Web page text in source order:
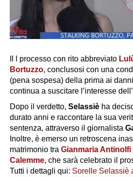
Il l processo con rito abbreviato
Bortuzzo, conclusosi con una
(pena sospesa) della prima ai
continua a suscitare l’interesse
Dopo il verdetto, Selassiè ha
durato anni e raccontare la sua
sentenza, attraverso il giornalista
Inoltre, è emerso un retroscena
matrimonio tra Gianmaria Antinolfi
Calemme, che sarà celebrato il
Tutti i dettagli qui: Sorelle Selassiè